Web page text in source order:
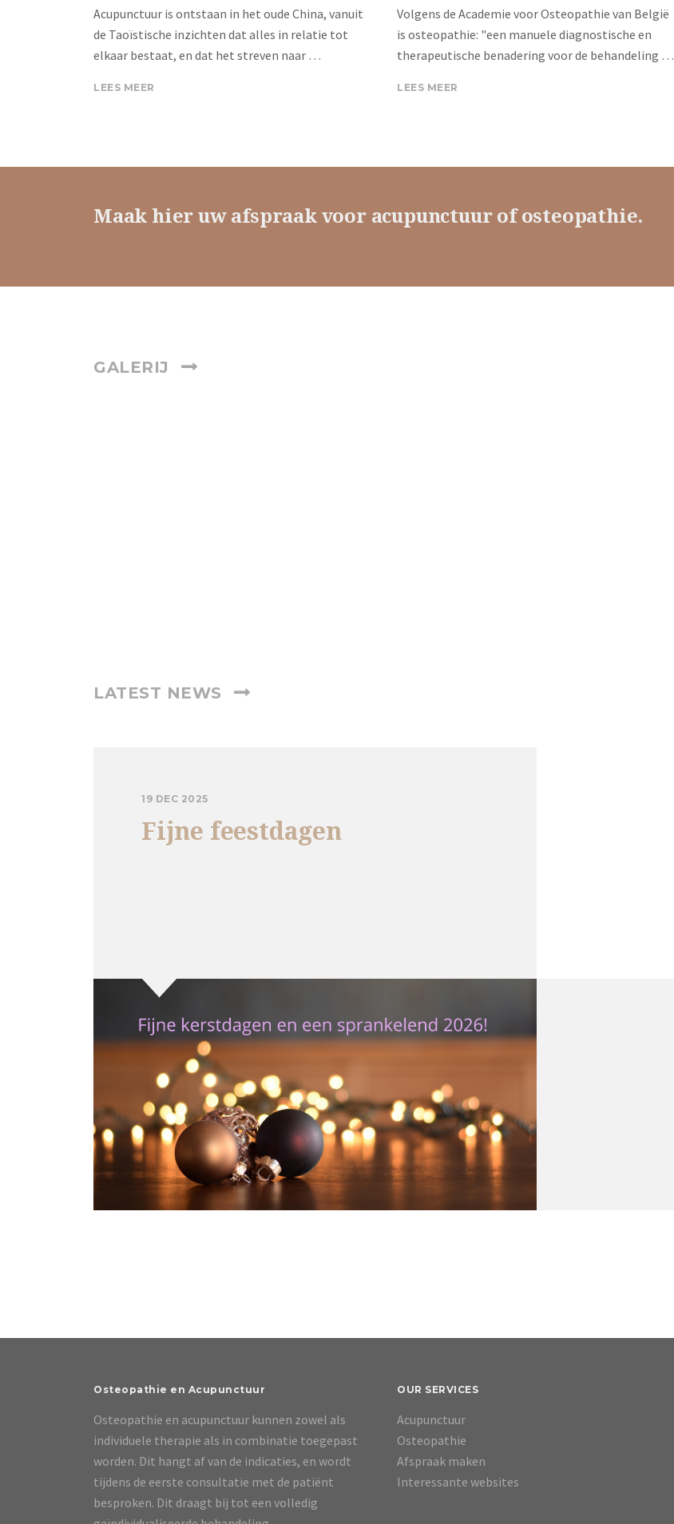
Acupunctuur is ontstaan in het oude China, vanuit
de Taoïstische inzichten dat alles in relatie tot
elkaar bestaat, en dat het streven naar …
LEES MEER
Volgens de Academie voor Osteopathie van België
is osteopathie: "een manuele diagnostische en
therapeutische benadering voor de behandeling …
LEES MEER
Maak hier uw afspraak voor acupunctuur of osteopathie.
GALERIJ
LATEST NEWS
19 DEC 2025
Fijne feestdagen
Osteopathie en Acupunctuur
Osteopathie en acupunctuur kunnen zowel als
individuele therapie als in combinatie toegepast
worden. Dit hangt af van de indicaties, en wordt
tijdens de eerste consultatie met de patiënt
besproken. Dit draagt bij tot een volledig
OUR SERVICES
Acupunctuur
Osteopathie
Afspraak maken
Interessante websites